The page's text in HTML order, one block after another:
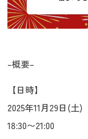
–概要–
【日時】
2025年11月29日(土)
18:30〜21:00